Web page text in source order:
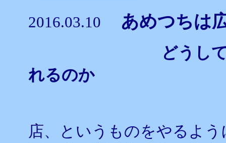
2016.03.10 あめつち
どうし
れるのか
店、というものをやるよ